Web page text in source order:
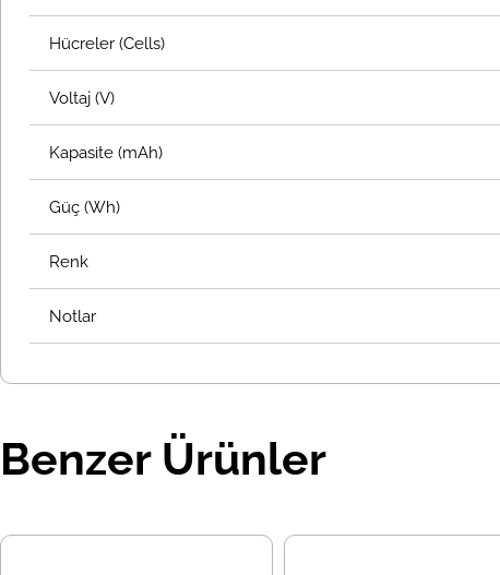
Hücreler (Cells)
Voltaj (V)
Kapasite (mAh)
Güç (Wh)
Renk
Notlar
Benzer Ürünler